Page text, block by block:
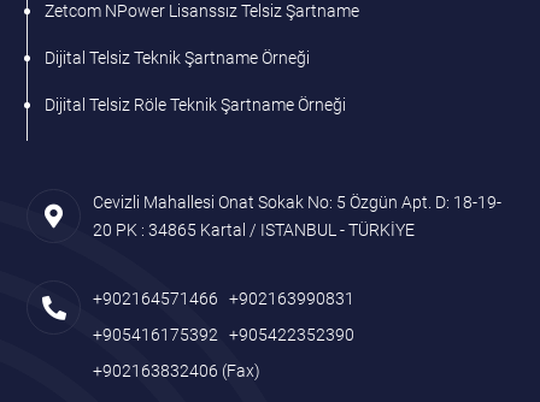
Zetcom NPower Lisanssız Telsiz Şartname
Dijital Telsiz Teknik Şartname Örneği
Dijital Telsiz Röle Teknik Şartname Örneği
Cevizli Mahallesi Onat Sokak No: 5 Özgün Apt. D: 18-19-
20 PK : 34865 Kartal / ISTANBUL - TÜRKİYE
+902164571466
+902163990831
+905416175392
+905422352390
+902163832406 (Fax)